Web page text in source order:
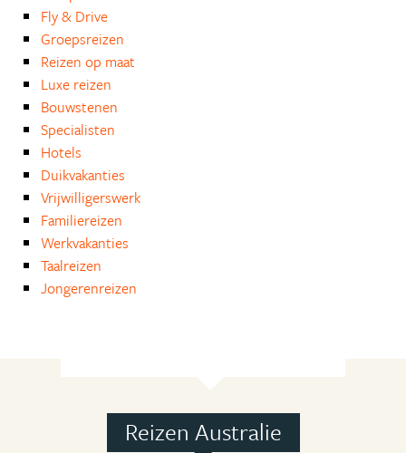
Fly & Drive
Groepsreizen
Reizen op maat
Luxe reizen
Bouwstenen
Specialisten
Hotels
Duikvakanties
Vrijwilligerswerk
Familiereizen
Werkvakanties
Taalreizen
Jongerenreizen
Reizen Australie